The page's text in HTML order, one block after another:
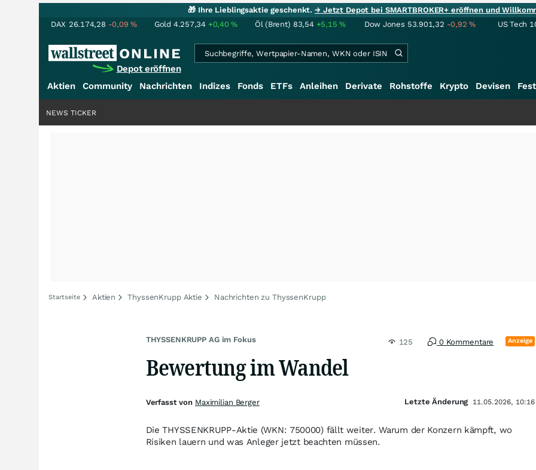
🎁 Ihre Lieblingsaktie geschenkt.→ Jetzt Depot bei SMARTBROKER+ eröffnen und
DAX 26.174,28 -0,09% Gold 4.257,34 +0,40% Öl (Brent) 83,54 +5,15% Dow Jones 53.901,32 -0,92% US Tech
Depot eröffnen
Aktien Community Nachrichten Indizes Fonds ETFs Anleihen Derivate Rohstoffe Krypto Devisen
NEWS TICKER
Startseite Aktien ThyssenKrupp Aktie Nachrichten zu ThyssenKrupp
THYSSENKRUPP AG im Fokus 125 0 Kommentare Anzeige
Bewertung im Wandel
Die THYSSENKRUPP-Aktie (WKN: 750000) fällt weiter. Warum der Konzern kämpft, wo
Risiken lauern und was Anleger jetzt beachten müssen.
Verfasst von Maximilian Berger Letzte Änderung 11.05.2026, 10:16